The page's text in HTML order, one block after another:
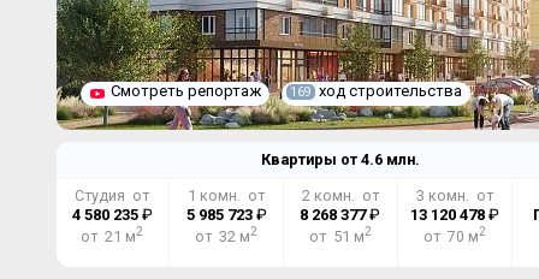
Смотреть репортаж 169 ход строительства
Квартиры от 4.6 млн.
Студия от
4 580 235₽
от 21 м2
1 комн. от
5 985 723₽
от 32 м2
2 комн. от
8 268 377₽
от 51 м2
3 комн. от
13 120 478₽
от 70 м2